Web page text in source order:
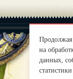
О нас
Продолжая
на
данных,